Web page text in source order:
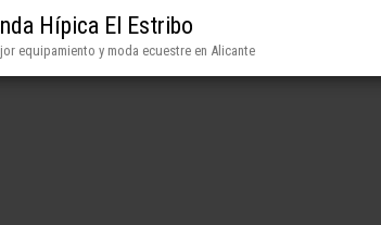
Hípica El Estribo
equipamiento y moda ecuestre en Alicante